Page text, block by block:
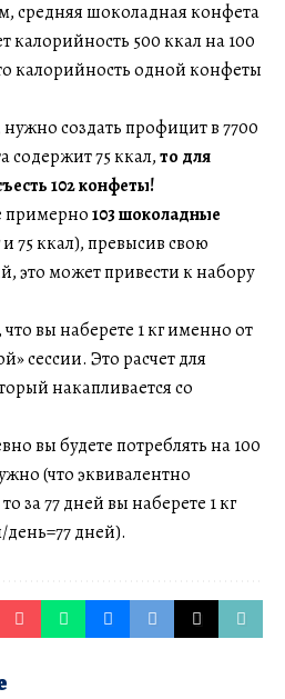
средняя шоколадная конфета
калорийность 500 ккал на 100
калорийность одной конфеты
нужно создать профицит в 7700
содержит 75 ккал,то для
102 конфеты!
примерно103 шоколадные
и 75 ккал), превысив свою
это может привести к набору
вы наберете 1 кг именно от
сессии. Это расчет для
накапливается со
вы будете потреблять на 100
(что эквивалентно
за 77 дней вы наберете 1 кг
день=77 дней).